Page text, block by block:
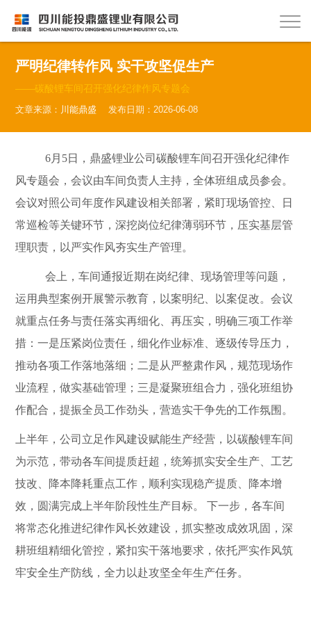
严明纪律转作风 实干攻坚促生产
——碳酸锂车间召开强化纪律作风专题会
文章来源： 川能鼎盛 发布日期：2026-06-08
6月5日，鼎盛锂业公司碳酸锂车间召开强化纪律作
风专题会，会议由车间负责人主持，全体班组成员参会。
会议对照公司年度作风建设相关部署，紧盯现场管控、日
常巡检等关键环节，深挖岗位纪律薄弱环节，压实基层管
理职责，以严实作风夯实生产管理。
会上，车间通报近期在岗纪律、现场管理等问题，
运用典型案例开展警示教育，以案明纪、以案促改。会议
就重点任务与责任落实再细化、再压实，明确三项工作举
措：一是压紧岗位责任，细化作业标准、逐级传导压力，
推动各项工作落地落细；二是从严整肃作风，规范现场作
业流程，做实基础管理；三是凝聚班组合力，强化班组协
作配合，提振全员工作劲头，营造实干争先的工作氛围。
上半年，公司立足作风建设赋能生产经营，以碳酸锂车间
为示范，带动各车间提质赶超，统筹抓实安全生产、工艺
技改、降本降耗重点工作，顺利实现稳产提质、降本增
效，圆满完成上半年阶段性生产目标。
下一步，各车间
将常态化推进纪律作风长效建设，抓实整改成效巩固，深
耕班组精细化管控，紧扣实干落地要求，依托严实作风筑
牢安全生产防线，全力以赴攻坚全年生产任务。